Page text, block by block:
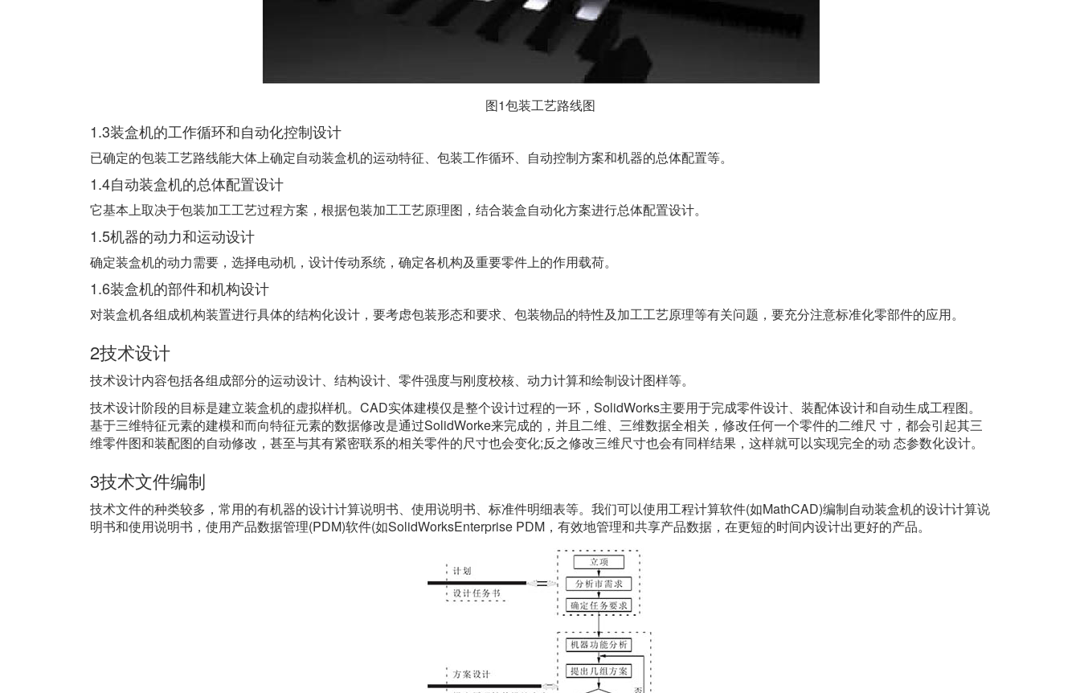
图1包装工艺路线图
1.3装盒机的工作循环和自动化控制设计
已确定的包装工艺路线能大体上确定自动装盒机的运动特征、包装工作循环、自动控制方案和机器的总体配置等。
1.4自动装盒机的总体配置设计
它基本上取决于包装加工工艺过程方案，根据包装加工工艺原理图，结合装盒自动化方案进行总体配置设计。
1.5机器的动力和运动设计
确定装盒机的动力需要，选择电动机，设计传动系统，确定各机构及重要零件上的作用载荷。
1.6装盒机的部件和机构设计
对装盒机各组成机构装置进行具体的结构化设计，要考虑包装形态和要求、包装物品的特性及加工工艺原理等有关问题，要充分注意标准化零部件的应用。
2技术设计
技术设计内容包括各组成部分的运动设计、结构设计、零件强度与刚度校核、动力计算和绘制设计图样等。
技术设计阶段的目标是建立装盒机的虚拟样机。CAD实体建模仅是整个设计过程的一环，SolidWorks主要用于完成零件设计、装配体设计和自动生成工程图。
基于三维特征元素的建模和而向特征元素的数据修改是通过SolidWorke来完成的，并且二维、三维数据全相关，修改任何一个零件的二维尺 寸，都会引起其三
维零件图和装配图的自动修改，甚至与其有紧密联系的相关零件的尺寸也会变化;反之修改三维尺寸也会有同样结果，这样就可以实现完全的动 态参数化设计。
3技术文件编制
技术文件的种类较多，常用的有机器的设计计算说明书、使用说明书、标准件明细表等。我们可以使用工程计算软件(如MathCAD)编制自动装盒机的设计计算说
明书和使用说明书，使用产品数据管理(PDM)软件(如SolidWorksEnterprise PDM，有效地管理和共享产品数据，在更短的时间内设计出更好的产品。